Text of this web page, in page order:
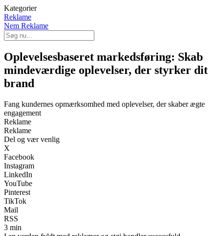
Kategorier
Reklame
Nem Reklame
Oplevelsesbaseret markedsføring: Skab
mindeværdige oplevelser, der styrker dit
brand
Fang kundernes opmærksomhed med oplevelser, der skaber ægte
engagement
Reklame
Reklame
Del og vær venlig
X
Facebook
Instagram
LinkedIn
YouTube
Pinterest
TikTok
Mail
RSS
3 min